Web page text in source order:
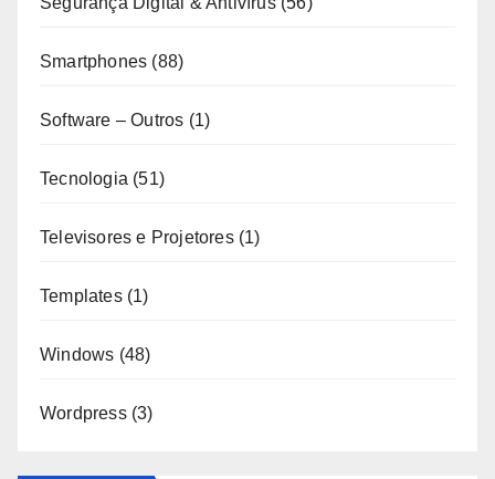
Smartphones (88)
Software – Outros (1)
Tecnologia (51)
Televisores e Projetores(1)
Templates(1)
Windows (48)
Wordpress(3)